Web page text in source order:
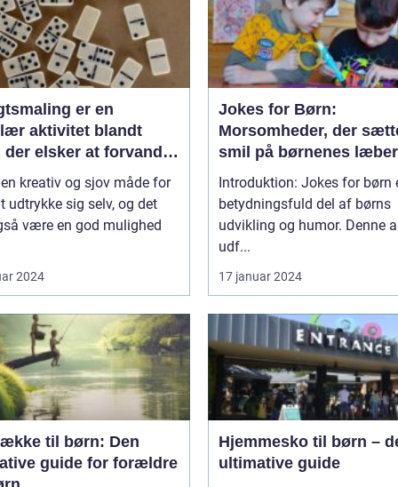
er en
aktivitet blandt
der elsker at forvandle
deres yndlingsfigurer
kreativ og sjov måde for
udtrykke sig selv, og det
være en god mulighed
2024
Jokes for Børn:
Morsomheder, der
smil på børnenes læber
Introduktion: Jokes for børn
betydningsfuld del af børns
udvikling og humor. Denne
udf...
17 januar 2024
til børn: Den
guide for forældre
Hjemmesko til børn –
ultimative guide